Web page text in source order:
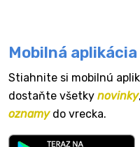
Mobilná aplikácia
Stiahnite si mobilnú
dostaňte všetky novinky,
oznamydo vrecka.